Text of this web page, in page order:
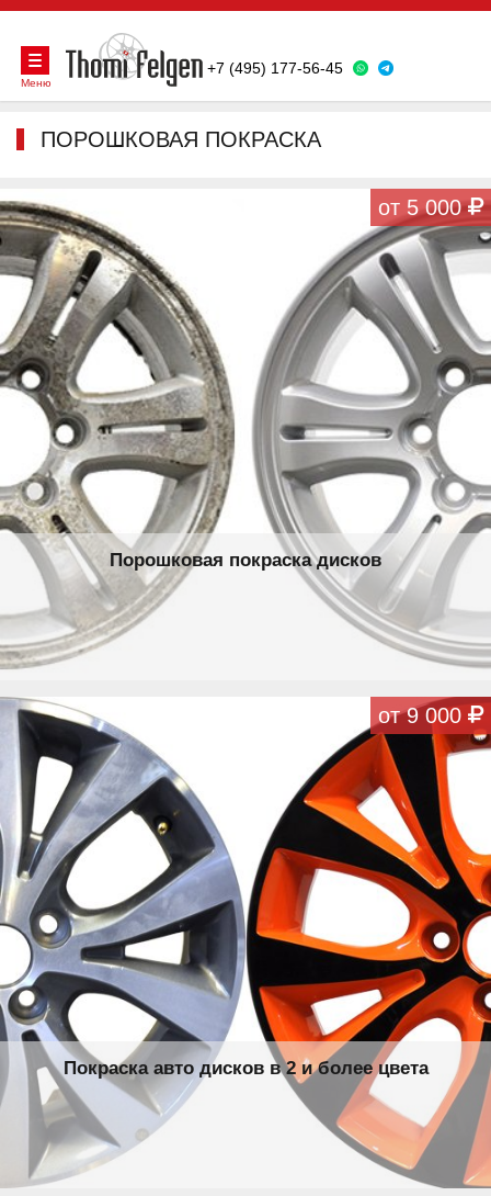
+7 (495) 177-56-45
Меню
ПОРОШКОВАЯ ПОКРАСКА
Порошковая покраска дисков
от 5 000
Покраска авто дисков в 2 и более цвета
от 9 000